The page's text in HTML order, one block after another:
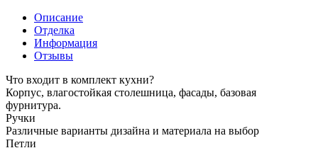
Описание
Отделка
Информация
Отзывы
Что входит в комплект кухни?
Корпус, влагостойкая столешница, фасады, базовая
фурнитура.
Ручки
Различные варианты дизайна и материала на выбор
Петли